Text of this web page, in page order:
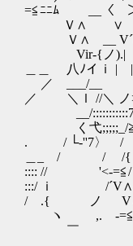
=≦ﾆﾆﾑ __
Ｖ∧ ∨
Ｖ∧ __
Vir‐{ノ).|
＿＿ 八ﾉイ
／ ___/
／ ＼ｌ //＼
__/
く弋;;;;;_/
. / └‐''7〉
＿_ / / /{
:::: // '<-
:::/ ｉ /
/ .{ ノ V∧.
ヽ ,. -=≦＼
￣ ヽ